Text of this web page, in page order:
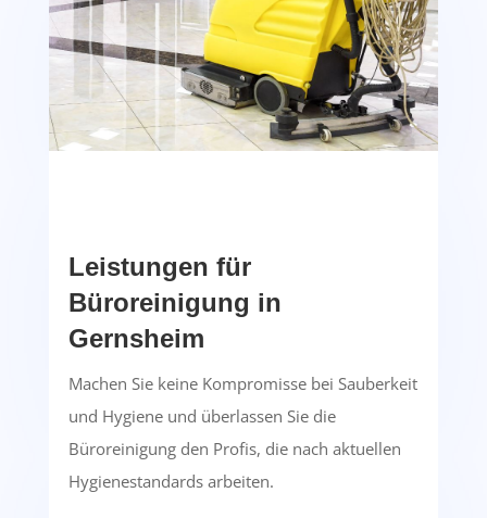
Leistungen für
Büroreinigung in
Gernsheim
Machen Sie keine Kompromisse bei Sauberkeit
und Hygiene und überlassen Sie die
Büroreinigung den Profis, die nach aktuellen
Hygienestandards arbeiten.